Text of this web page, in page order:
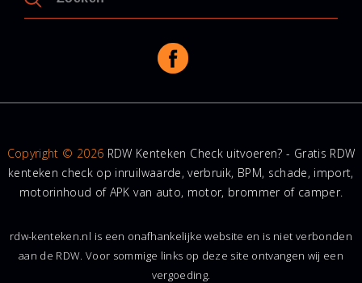
Copyright © 2026 RDW Kenteken Check uitvoeren? - Gratis RDW
kenteken check op inruilwaarde, verbruik, BPM, schade, import,
motorinhoud of APK van auto, motor, brommer of camper.
rdw-kenteken.nl is een onafhankelijke website en is niet verbonden
aan de RDW. Voor sommige links op deze site ontvangen wij een
vergoeding.